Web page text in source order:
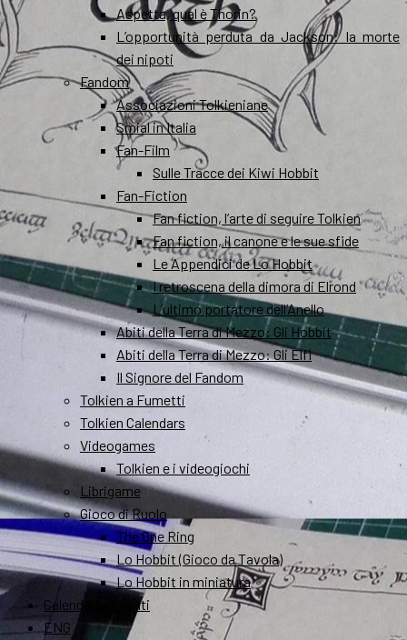
Aspetta, qual è Thorin?
L’opportunità perduta da Jackson: la morte
dei nipoti
Fandom
Associazioni Tolkieniane
Smial in Italia
Fan-Film
Sulle Tracce dei Kiwi Hobbit
Fan-Fiction
Fan fiction, l’arte di seguire Tolkien
Fan fiction, il canone e le sue sfide
Le Appendici de Lo Hobbit
I retroscena della dimora di Elrond
L’ultimo portatore dell’Anello
Abiti della Terra di Mezzo: Gli Hobbit
Abiti della Terra di Mezzo: Gli Elfi
Il Signore del Fandom
Tolkien a Fumetti
Tolkien Calendars
Videogames
Tolkien e i videogiochi
Librigame
Gioco di Ruolo
The One Ring
Lo Hobbit (Gioco da Tavola)
Lo Hobbit in miniatura
Calendario Eventi
ENG